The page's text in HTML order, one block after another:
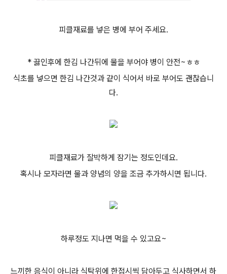
피클재료를 넣은 병에 부어 주세요.
* 끓인후에 한김 나간뒤에 물을 부어야 병이 안전~ㅎㅎ
식초를 넣으면 한김 나간것과 같이 식어서 바로 부어도 괜찮습니
다.
피클재료가 잘박하게 잠기는 정도인데요.
혹시나 모자라면 물과 양념의 양을 조금 추가하시면 됩니다.
하루정도 지나면 먹을 수 있고요~
느끼한 음식이 아니라 식탁위에 한접시씩 담아두고 식사하면서 하